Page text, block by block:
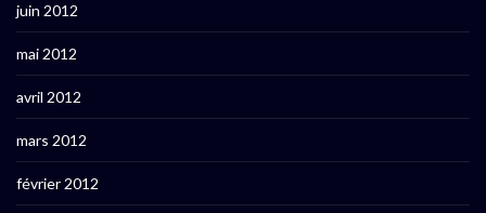
juin 2012
mai 2012
avril 2012
mars 2012
février 2012